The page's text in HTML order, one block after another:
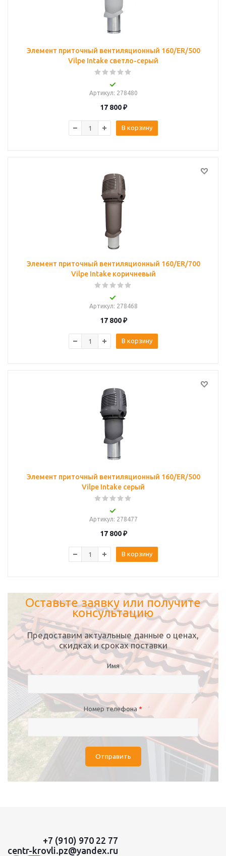
Элемент приточный вентиляционный 160/ER/500
Vilpe Intake светло-серый
Артикул: 278480
17 800₽
В корзину
Элемент приточный вентиляционный 160/ER/700
Vilpe Intake коричневый
Артикул: 278468
17 800₽
В корзину
Элемент приточный вентиляционный 160/ER/500
Vilpe Intake серый
Артикул: 278477
17 800₽
В корзину
Оставьте заявку или получите
консультацию
Предоставим актуальные данные о ценах,
скидках и сроках поставки
Имя
Номер телефона *
Отправить
+7 (910) 970 22 77
centr-krovli.pz@yandex.ru